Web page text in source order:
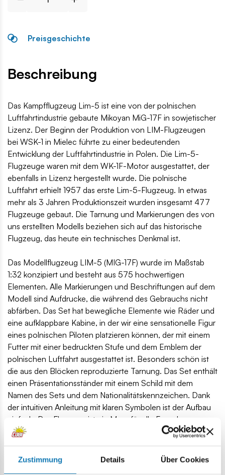
Zustimmung Details Über Cookies
Preisgeschichte
Beschreibung
Das Kampfflugzeug Lim-5 ist eine von der polnischen
Luftfahrtindustrie gebaute Mikoyan MiG-17F in sowjetischer
Lizenz. Der Beginn der Produktion von LIM-Flugzeugen
bei WSK-1 in Mielec führte zu einer bedeutenden
Entwicklung der Luftfahrtindustrie in Polen. Die Lim-5-
Flugzeuge waren mit dem WK-1F-Motor ausgestattet, der
ebenfalls in Lizenz hergestellt wurde. Die polnische
Luftfahrt erhielt 1957 das erste Lim-5-Flugzeug. In etwas
mehr als 3 Jahren Produktionszeit wurden insgesamt 477
Flugzeuge gebaut. Die Tarnung und Markierungen des von
uns erstellten Modells beziehen sich auf das historische
Flugzeug, das heute ein technisches Denkmal ist.
Das Modellflugzeug LIM-5 (MIG-17F) wurde im Maßstab
1:32 konzipiert und besteht aus 575 hochwertigen
Elementen. Alle Markierungen und Beschriftungen auf dem
Modell sind Aufdrucke, die während des Gebrauchs nicht
abfärben. Das Set hat bewegliche Elemente wie Räder und
eine aufklappbare Kabine, in der wir eine sensationelle Figur
eines polnischen Piloten platzieren können, der mit einem
Futter mit einer bedruckten Stufe und dem Emblem der
polnischen Luftfahrt ausgestattet ist. Besonders schön ist
die aus den Blöcken reproduzierte Tarnung. Das Set enthält
einen Präsentationsständer mit einem Schild mit dem
Namen des Sets und dem Nationalitätskennzeichen. Dank
der intuitiven Anleitung mit klaren Symbolen ist der Aufbau
einfach. Das Flugzeug ist ein Muss für alle Fans der
Luftfahrt, des Militärs und der Militärtechnik. Es ist auch eine
perfekte Ergänzung zu den Sammlungen Streitkräfte, Kalter
Krieg und Koreakrieg. In dieser Serie haben wir auch die